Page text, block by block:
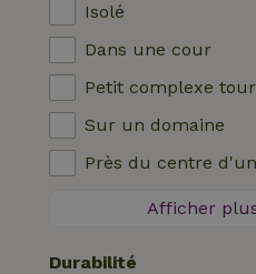
Lit pour enfant
Bain
Chalet
Villa
Glamping
Cabane en rondins
Logis
Roulotte
Hutte
Isolé
Dans une cour
Petit complexe
Sur un domaine
Près du centre
A l'orée d'un village
Afficher
Durabilité